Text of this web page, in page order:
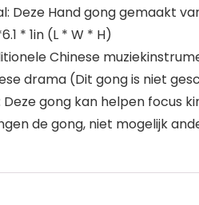
Deze Hand gong gemaakt
* 1in (L * W * H)
Chinese
drama (Dit gong is niet
Deze gong kan helpen focus
de gong, niet mogelijk